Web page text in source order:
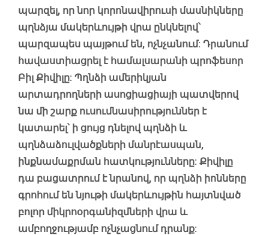
պարզել, որ նոր կորոնավիրուսի մասնիկները
պղնձյա մակերևույթի վրա ընկնելով՝
պարզապես պայթում են, ոչնչանում: Դրանում
հավաստիացրել է համալսարանի պրոֆեսոր
Բիլ Քիվիլը: Պղնձի ամերիկյան
արտադրողների ասոցիացիայի պատվերով
նա մի շարք ուսումնասիրություններ է
կատարել՝ ի ցույց դնելով պղնձի և
պղնձաձուլվածքների մանրէասպան,
ինքնամաքրման հատկությունները: Քիվիլը
դա բացատրում է նրանով, որ պղնձի իոնները
գրոհում են նյութի մակերևույթին հայտնված
բոլոր միկրոօրգանիզմների վրա և
ամբողջությամբ ոչնչացնում դրանք: